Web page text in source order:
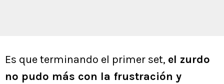
Es que terminando el primer set, el zurdo
no pudo más con la frustración y